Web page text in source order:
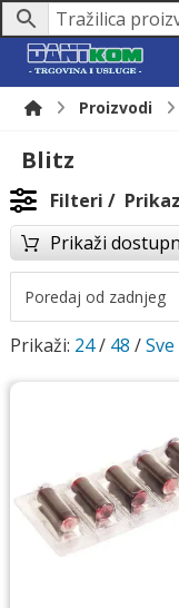
Proizvodi
Blitz
Filteri
Prikaži
Prikaži: 24/ 48 /